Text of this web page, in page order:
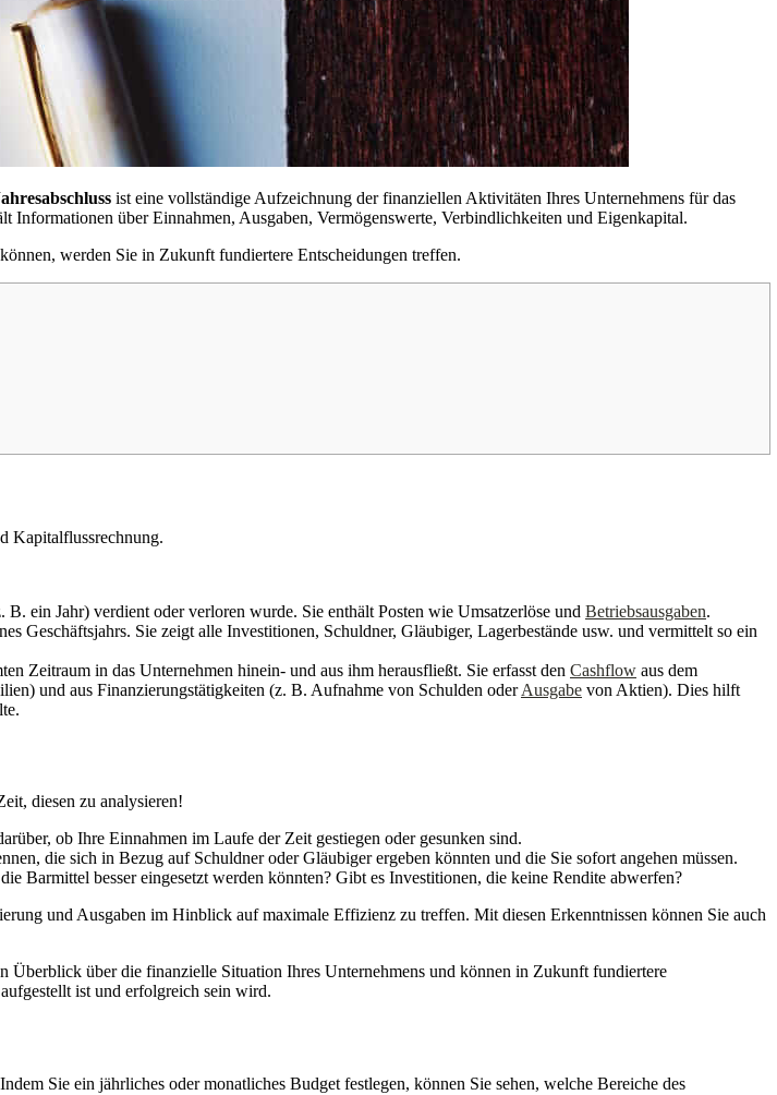
ist eine vollständige Aufzeichnung der finanziellen Aktivitäten Ihres Unternehmens für das
Informationen über Einnahmen, Ausgaben, Vermögenswerte, Verbindlichkeiten und Eigenkapital.
werden Sie in Zukunft fundiertere Entscheidungen treffen.
Kapitalflussrechnung.
ein Jahr) verdient oder verloren wurde. Sie enthält Posten wie Umsatzerlöse und Betriebsausgaben.
Geschäftsjahrs. Sie zeigt alle Investitionen, Schuldner, Gläubiger, Lagerbestände usw. und vermittelt so ein
Zeitraum in das Unternehmen hinein- und aus ihm herausfließt. Sie erfasst den Cashflow aus dem
und aus Finanzierungstätigkeiten (z. B. Aufnahme von Schulden oderAusgabe von Aktien). Dies hilft
diesen zu analysieren!
ob Ihre Einnahmen im Laufe der Zeit gestiegen oder gesunken sind.
die sich in Bezug auf Schuldner oder Gläubiger ergeben könnten und die Sie sofort angehen müssen.
Barmittel besser eingesetzt werden könnten? Gibt es Investitionen, die keine Rendite abwerfen?
und Ausgaben im Hinblick auf maximale Effizienz zu treffen. Mit diesen Erkenntnissen können Sie auch
Überblick über die finanzielle Situation Ihres Unternehmens und können in Zukunft fundiertere
ist und erfolgreich sein wird.
Sie ein jährliches oder monatliches Budget festlegen, können Sie sehen, welche Bereiche des